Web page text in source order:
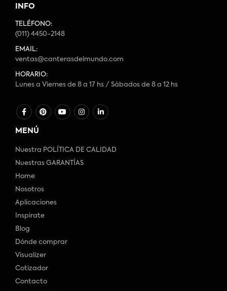
INFO
TELÉFONO:
(011) 4450-2148
EMAIL:
ventas@canterasdelmundo.com
HORARIO:
Lunes a Viernes de 8 a 17 hs / Sábados de 8 a 12 hs
MENÚ
Nuestra POLÍTICA DE CALIDAD
Nuestras GARANTÍAS
Home
Nosotros
Aplicaciones
Inspirate
Blog
Dónde comprar
Visualizer
Cotizador
Contacto